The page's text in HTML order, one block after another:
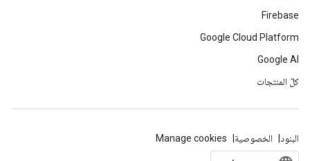
Firebase
Google Cloud Platform
Google AI
كلّ المنتجات
البنود الخصوصية Manage cookies